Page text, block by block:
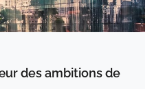
des ambitions de